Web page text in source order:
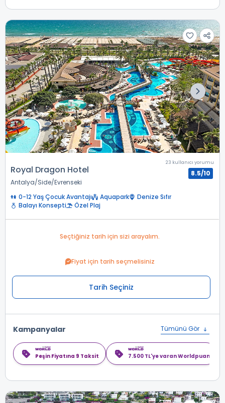
Royal Dragon Hotel
Antalya Side Evrenseki
23 kullanıcı yorumu
8.5/10
0-12 Yaş Çocuk Avantajı Aquapark
Denize Sıfır
Balayı Konsepti
Özel Plaj
Seçtiğiniz tarih için sizi arayalım.
Fiyat için tarih seçmelisiniz
Tarih Seçiniz
Kampanyalar Tümünü Gör
Peşin Fiyatına 9 Taksit 7.500 TL'ye varan Worldpuan